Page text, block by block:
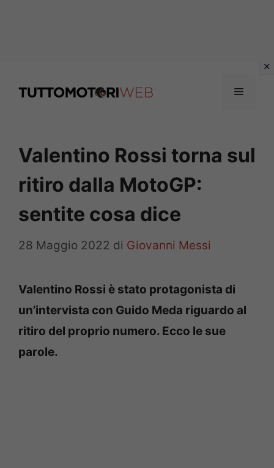
Menu
Valentino Rossi torna sul
ritiro dalla MotoGP:
sentite cosa dice
28 Maggio 2022 di Giovanni Messi
Valentino Rossi è stato protagonista di
un’intervista con Guido Meda riguardo al
ritiro del proprio numero. Ecco le sue
parole.